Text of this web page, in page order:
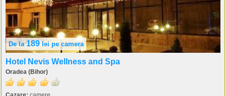
De la189lei pe camera
Hotel Nevis Wellness and Spa
Oradea (Bihor)